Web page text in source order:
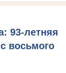
93-летняя
восьмого